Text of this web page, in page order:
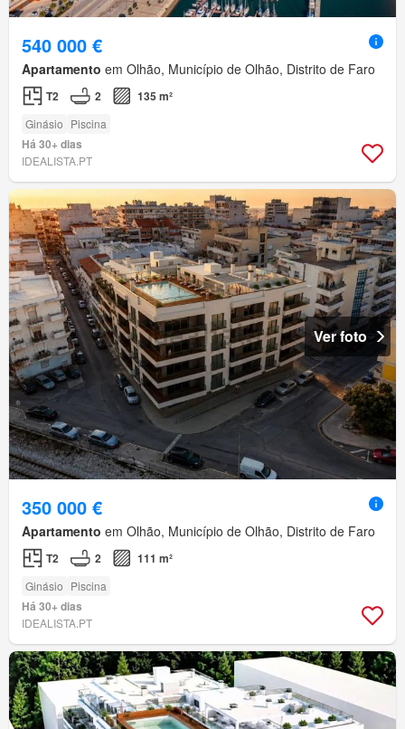
540 000 €
Apartamento em Olhão, Município de Olhão, Distrito de Faro
T2 2 135 m²
Ginásio Piscina
Há 30+ dias
IDEALISTA.PT
Ver foto
350 000 €
Apartamento em Olhão, Município de Olhão, Distrito de Faro
T2 2 111 m²
Ginásio Piscina
Há 30+ dias
IDEALISTA.PT